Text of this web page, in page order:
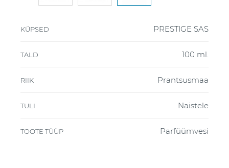
KÜPSED PRESTIGE SAS
TALD 100 ml.
RIIK Prantsusmaa
TULI Naistele
TOOTE TÜÜP Parfüümvesi